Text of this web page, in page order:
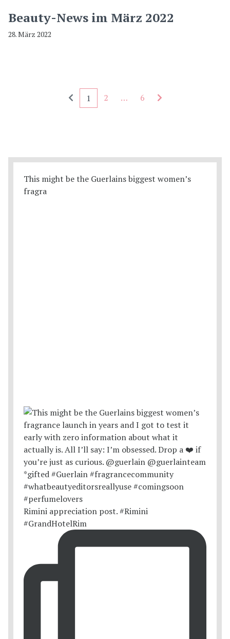
Beauty-News im März 2022
28. März 2022
Seitennummerierung - rückwärts
1 2 … 6
This might be the Guerlains biggest women’s
fragra
Rimini appreciation post. #Rimini
#GrandHotelRim